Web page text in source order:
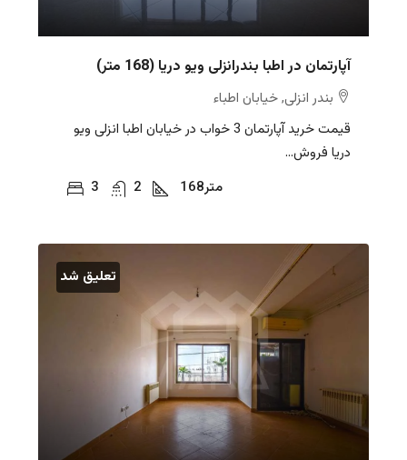
آپارتمان در اطبا بندرانزلی ویو دریا (168 متر)
بندر انزلی, خیابان اطباء
قیمت خرید آپارتمان 3 خواب در خیابان اطبا انزلی ویو
دریا فروش...
3
2 168متر
تعلیق شد